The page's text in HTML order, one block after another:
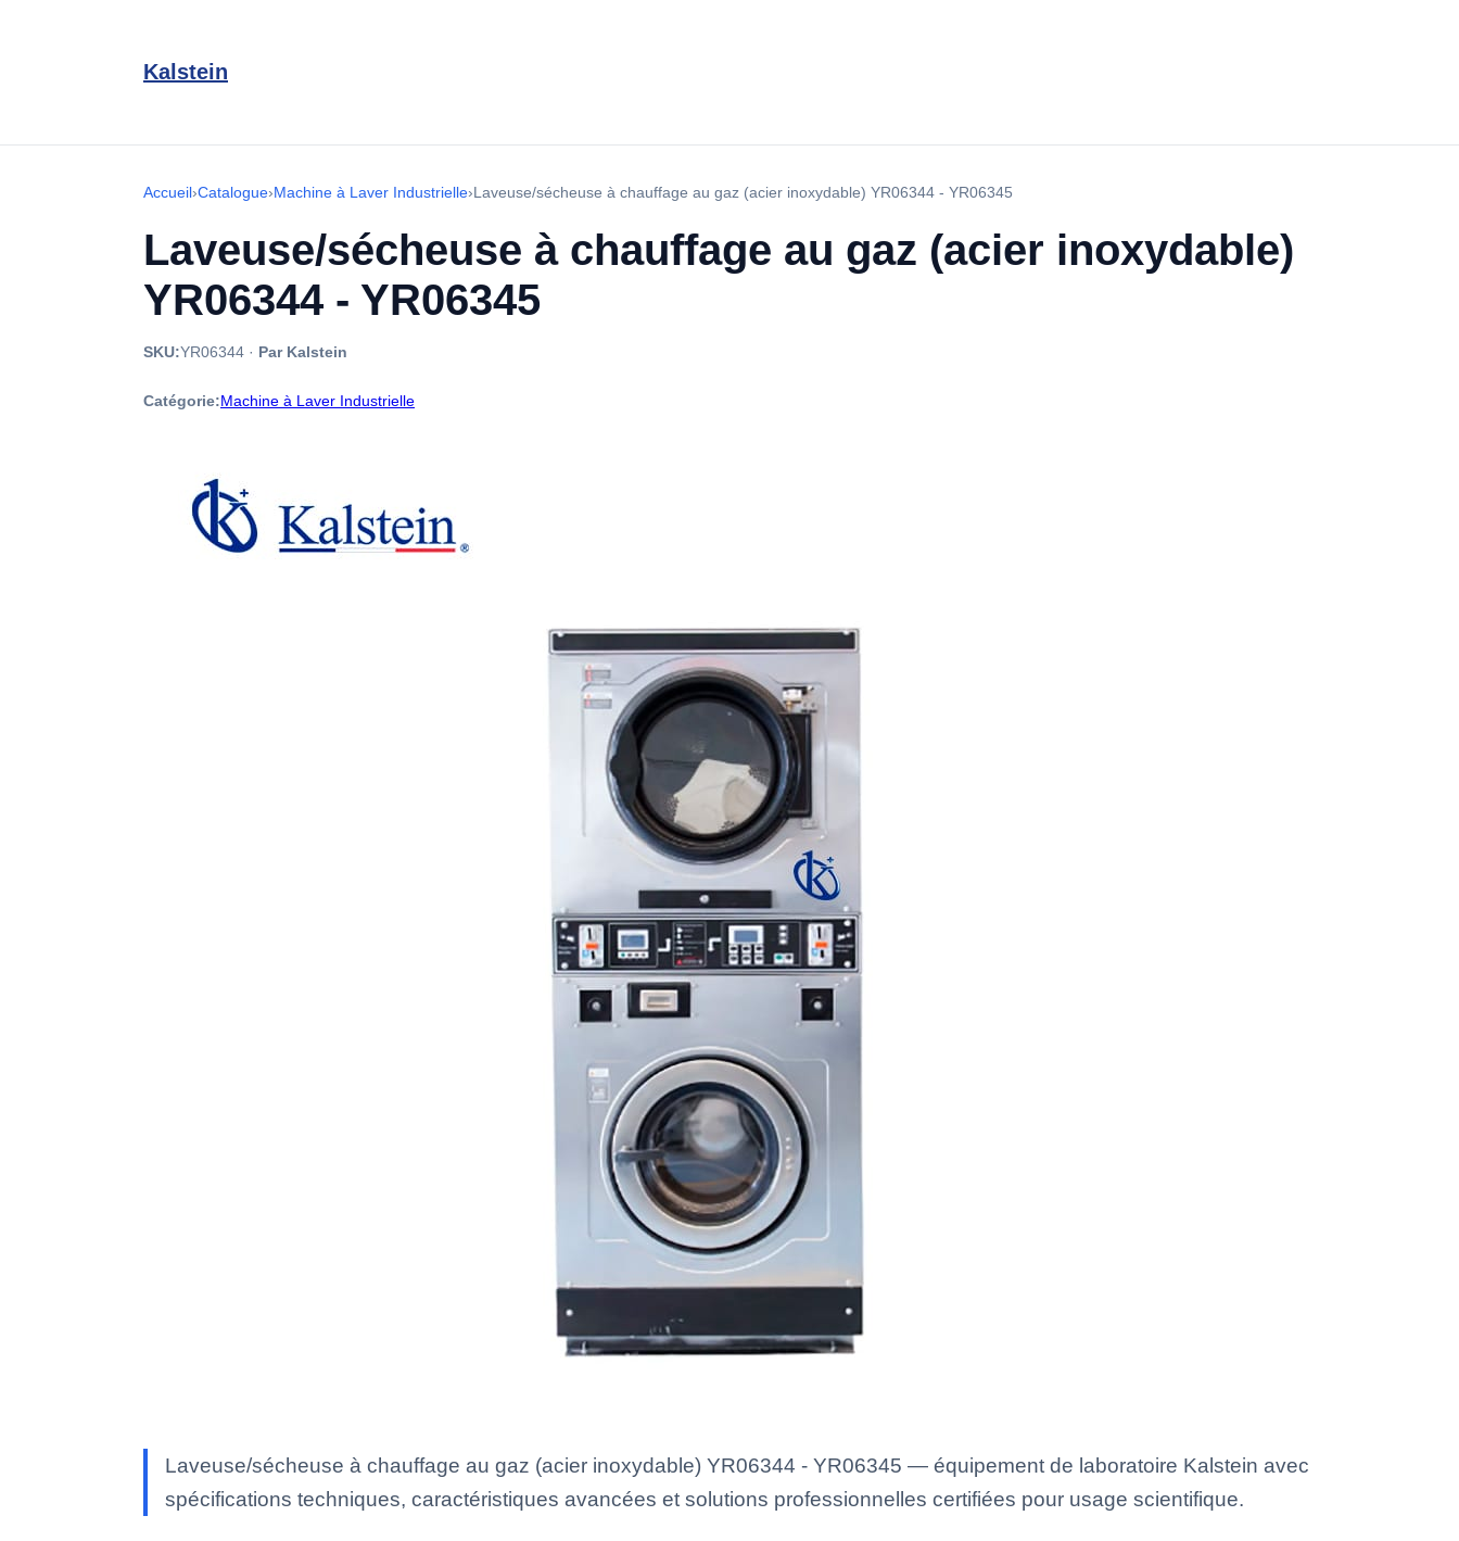
Kalstein
Accueil›Catalogue›Machine à Laver Industrielle›Laveuse/sécheuse à chauffage au gaz (acier inoxydable) YR06344 - YR06345
Laveuse/sécheuse à chauffage au gaz (acier inoxydable)
YR06344 - YR06345
SKU:YR06344 · Par Kalstein
Catégorie:Machine à Laver Industrielle
Laveuse/sécheuse à chauffage au gaz (acier inoxydable) YR06344 - YR06345 — équipement de laboratoire Kalstein avec
spécifications techniques, caractéristiques avancées et solutions professionnelles certifiées pour usage scientifique.